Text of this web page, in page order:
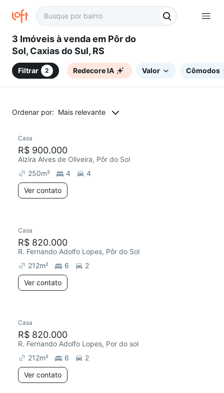
3 Imóveis à venda em Pôr do
Sol, Caxias do Sul, RS
Filtrar 2 Redecore IA Valor Cômodos
Ordenar por: Mais relevante
Chegou este mês
Casa
R$ 900.000
Alzira Alves de Oliveira, Pôr do Sol
250m² 4
4
Ver contato
Casa
R$ 820.000
R. Fernando Adolfo Lopes, Pôr do Sol
212m² 6
2
Ver contato
Casa
R$ 820.000
R. Fernando Adolfo Lopes, Por do sol
212m² 6
2
Ver contato